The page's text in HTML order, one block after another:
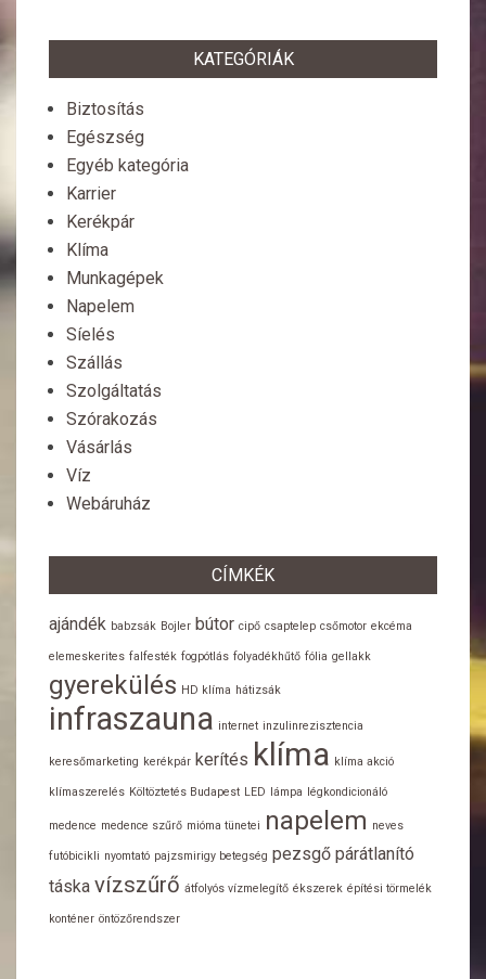
KATEGÓRIÁK
Biztosítás
Egészség
Egyéb kategória
Karrier
Kerékpár
Klíma
Munkagépek
Napelem
Síelés
Szállás
Szolgáltatás
Szórakozás
Vásárlás
Víz
Webáruház
CÍMKÉK
ajándék babzsák Bojler bútor cipő csaptelep csőmotor ekcéma
elemeskerites falfesték fogpótlás folyadékhűtő fólia gellakk
gyerekülés HD klíma hátizsák
infraszauna internet inzulinrezisztencia
keresőmarketing kerékpár kerítés klíma klíma akció
klímaszerelés Költöztetés Budapest LED lámpa légkondicionáló
medence medence szűrő mióma tünetei napelem neves
futóbicikli nyomtató pajzsmirigy betegség pezsgő párátlanító
táska vízszűrő átfolyós vízmelegítő ékszerek építési törmelék
konténer öntözőrendszer